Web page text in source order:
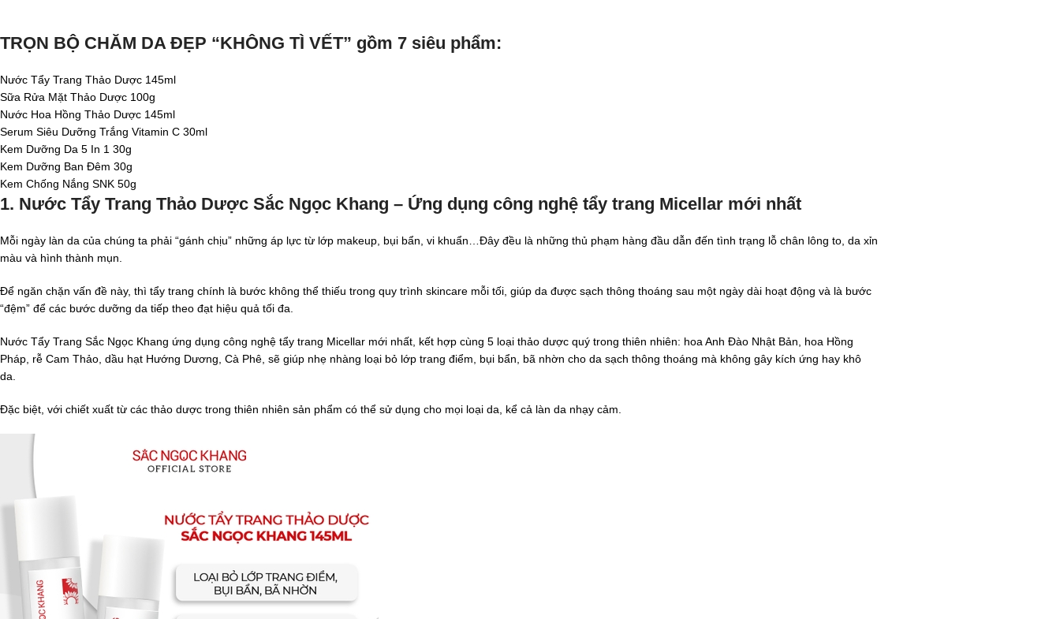
TRỌN BỘ CHĂM DA ĐẸP “KHÔNG TÌ VẾT” gồm 7 siêu phẩm:
Nước Tẩy Trang Thảo Dược 145ml
Sữa Rửa Mặt Thảo Dược 100g
Nước Hoa Hồng Thảo Dược 145ml
Serum Siêu Dưỡng Trắng Vitamin C 30ml
Kem Dưỡng Da 5 In 1 30g
Kem Dưỡng Ban Đêm 30g
Kem Chống Nắng SNK 50g
1. Nước Tẩy Trang Thảo Dược Sắc Ngọc Khang – Ứng dụng công nghệ tẩy trang Micellar mới nhất
Mỗi ngày làn da của chúng ta phải “gánh chịu” những áp lực từ lớp makeup, bụi bẩn, vi khuẩn…Đây đều là những thủ phạm hàng đầu dẫn đến tình trạng lỗ chân lông to, da xỉn
màu và hình thành mụn.
Để ngăn chặn vấn đề này, thì tẩy trang chính là bước không thể thiếu trong quy trình skincare mỗi tối, giúp da được sạch thông thoáng sau một ngày dài hoạt động và là bước
“đệm” để các bước dưỡng da tiếp theo đạt hiệu quả tối đa.
Nước Tẩy Trang Sắc Ngọc Khang ứng dụng công nghệ tẩy trang Micellar mới nhất, kết hợp cùng 5 loại thảo dược quý trong thiên nhiên: hoa Anh Đào Nhật Bản, hoa Hồng
Pháp, rễ Cam Thảo, dầu hạt Hướng Dương, Cà Phê, sẽ giúp nhẹ nhàng loại bỏ lớp trang điểm, bụi bẩn, bã nhờn cho da sạch thông thoáng mà không gây kích ứng hay khô
da.
Đặc biệt, với chiết xuất từ các thảo dược trong thiên nhiên sản phẩm có thể sử dụng cho mọi loại da, kể cả làn da nhạy cảm.